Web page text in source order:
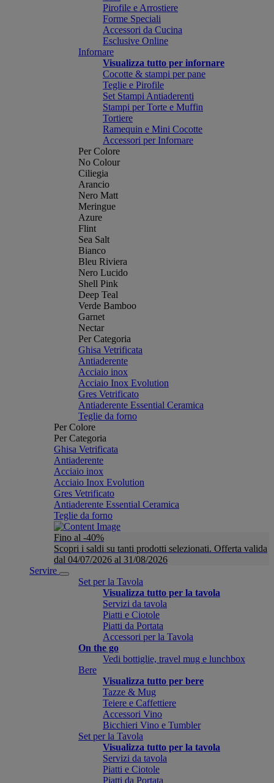
Pirofile e Arrostiere
Forme Speciali
Accessori da Cucina
Esclusive Online
Infornare
Visualizza tutto per infornare
Cocotte & stampi per pane
Teglie e Pirofile
Set Stampi Antiaderenti
Stampi per Torte e Muffin
Tortiere
Ramequin e Mini Cocotte
Accessori per Infornare
Per Colore
No Colour
Ciliegia
Arancio
Nero Matt
Meringue
Azure
Flint
Sea Salt
Bianco
Bleu Riviera
Nero Lucido
Shell Pink
Deep Teal
Verde Bamboo
Garnet
Nectar
Per Categoria
Ghisa Vetrificata
Antiaderente
Acciaio inox
Acciaio Inox Evolution
Gres Vetrificato
Antiaderente Essential Ceramica
Teglie da forno
Per Colore
Per Categoria
Ghisa Vetrificata
Antiaderente
Acciaio inox
Acciaio Inox Evolution
Gres Vetrificato
Antiaderente Essential Ceramica
Teglie da forno
Fino al -40%
Scopri i saldi su tanti prodotti selezionati. Offerta valida
dal 04/07/2026 al 31/08/2026
Servire
Set per la Tavola
Visualizza tutto per la tavola
Servizi da tavola
Piatti e Ciotole
Piatti da Portata
Accessori per la Tavola
On the go
Vedi bottiglie, travel mug e lunchbox
Bere
Visualizza tutto per bere
Tazze & Mug
Teiere e Caffettiere
Accessori Vino
Bicchieri Vino e Tumbler
Set per la Tavola
Visualizza tutto per la tavola
Servizi da tavola
Piatti e Ciotole
Piatti da Portata